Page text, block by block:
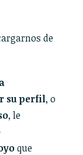
de
su perfil, o
, le
que